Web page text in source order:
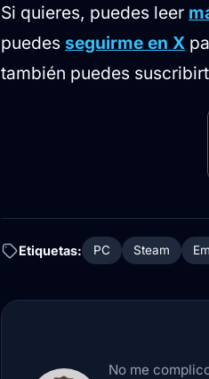
Si quieres, puedes leer
puedes seguirme en X
también puedes
Etiquetas: PC Steam
No me